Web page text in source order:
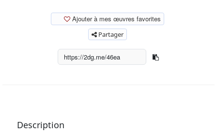
Ajouter à mes œuvres favorites
Partager
Description